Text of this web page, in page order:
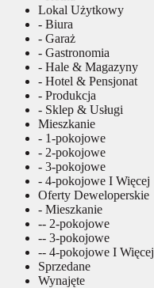
Lokal Użytkowy
- Biura
- Garaż
- Gastronomia
- Hale & Magazyny
- Hotel & Pensjonat
- Produkcja
- Sklep & Usługi
Mieszkanie
- 1-pokojowe
- 2-pokojowe
- 3-pokojowe
- 4-pokojowe I Więcej
Oferty Deweloperskie
- Mieszkanie
-- 2-pokojowe
-- 3-pokojowe
-- 4-pokojowe I Więcej
Sprzedane
Wynajęte